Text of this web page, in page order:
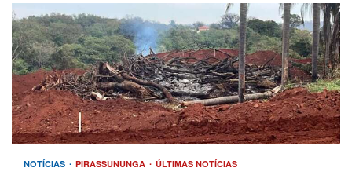
NOTÍCIAS PIRASSUNUNGA ÚLTIMAS NOTÍCIAS